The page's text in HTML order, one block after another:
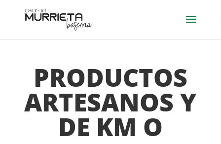
PRODUCTOS
ARTESANOS Y
DE KM O